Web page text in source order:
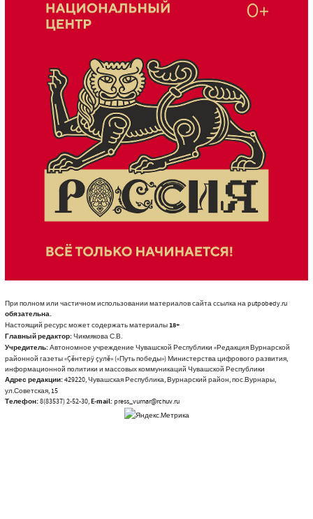
При полном или частичном использовании материалов сайта ссылка на putpobedy.ru
обязательна.
Настоящий ресурс может содержать материалы18+
Главный редактор:Чикмякова С.В.
Учредитель:Автономное учреждение Чувашской Республики «Редакция Вурнарской
районной газеты «Çĕнтерÿ çулĕ» («Путь победы») Министерства цифрового развития,
информационной политики и массовых коммуникаций Чувашской Республики
Адрес редакции:429220, Чувашская Республика, Вурнарский район, пос.Вурнары,
ул.Советская, 15
Телефон:8(83537) 2-52-30,E-mail:press_vurnar@rchuv.ru